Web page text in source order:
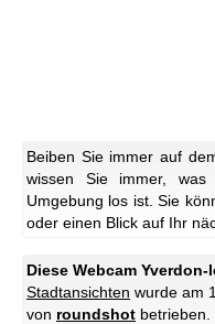
Beiben Sie immer auf
wissen Sie immer, was
Umgebung los ist. Sie
oder einen Blick auf Ihr
Diese Webcam
Stadtansichten wurde am
von roundshot